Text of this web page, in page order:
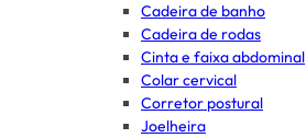
Cadeira de banho
Cadeira de rodas
Cinta e faixa abdominal
Colar cervical
Corretor postural
Joelheira